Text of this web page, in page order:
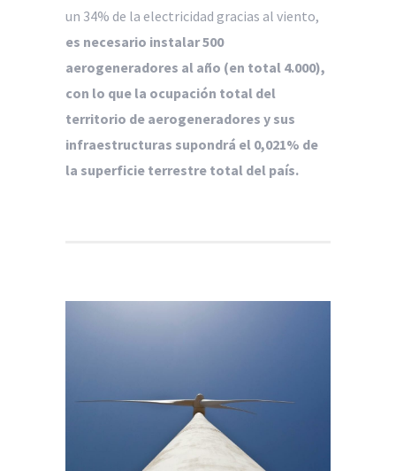
un 34% de la electricidad gracias al viento,
es necesario instalar 500
aerogeneradores al año (en total 4.000),
con lo que la ocupación total del
territorio de aerogeneradores y sus
infraestructuras supondrá el 0,021% de
la superficie terrestre total del país.